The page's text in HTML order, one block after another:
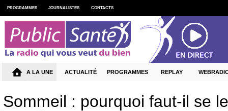
Sommeil : pourquoi faut-il se
PROGRAMMES JOURNALISTES CONTACTS
A LA UNE ACTUALITÉ PROGRAMMES REPLAY